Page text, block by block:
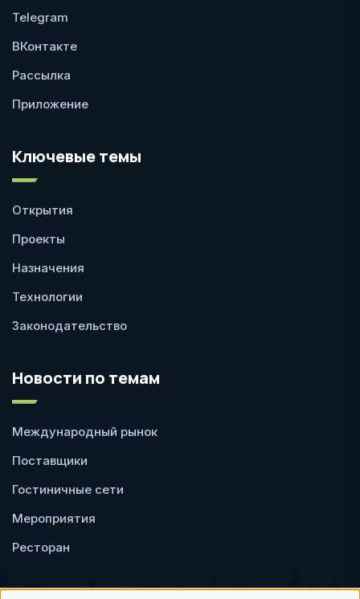
Telegram
ВКонтакте
Рассылка
Приложение
Ключевые темы
Открытия
Проекты
Назначения
Технологии
Законодательство
Новости по темам
Международный рынок
Поставщики
Гостиничные сети
Мероприятия
Ресторан